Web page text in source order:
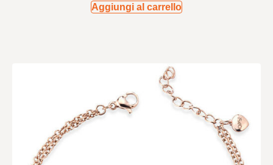
Aggiungi al carrello